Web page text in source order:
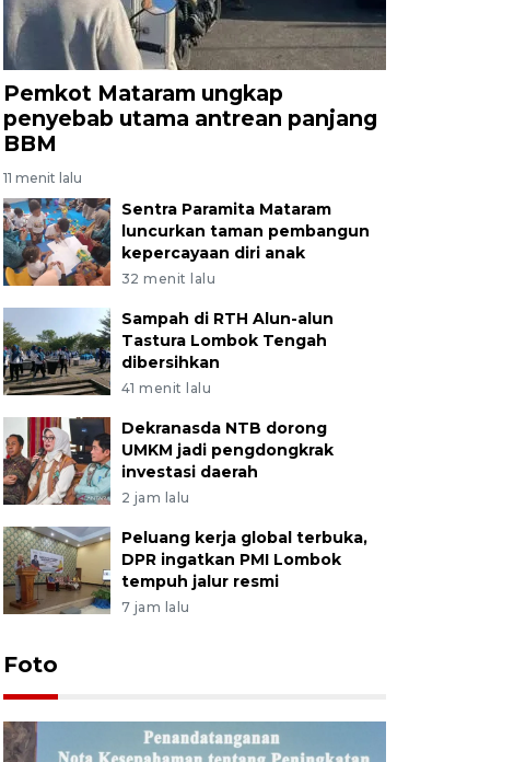
Pemkot Mataram ungkap
penyebab utama antrean panjang
BBM
11 menit lalu
Sentra Paramita Mataram
luncurkan taman pembangun
kepercayaan diri anak
32 menit lalu
Sampah di RTH Alun-alun
Tastura Lombok Tengah
dibersihkan
41 menit lalu
Dekranasda NTB dorong
UMKM jadi pengdongkrak
investasi daerah
2 jam lalu
Peluang kerja global terbuka,
DPR ingatkan PMI Lombok
tempuh jalur resmi
7 jam lalu
Foto